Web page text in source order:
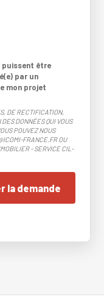
puissent être
par un
mon projet
DE RECTIFICATION,
DONNÉES QUI VOUS
POUVEZ NOUS
FRANCE.FR OU
- SERVICE CIL-
la demande